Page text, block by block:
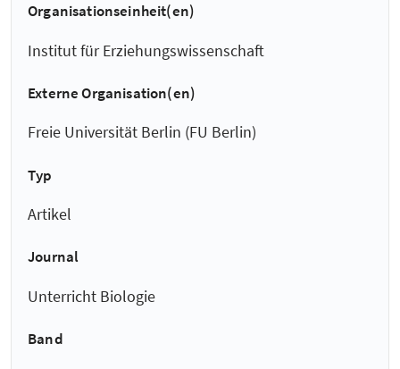
Organisationseinheit(en)
Institut für Erziehungswissenschaft
Externe Organisation(en)
Freie Universität Berlin (FU Berlin)
Typ
Artikel
Journal
Unterricht Biologie
Band